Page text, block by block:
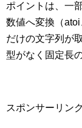
ポイントは、一
数値へ変換（
だけの文字列が
型がなく固定長
スポンサーリンク